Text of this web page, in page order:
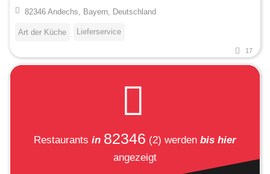
82346 Andechs, Bayern, Deutschland
Art der Küche Lieferservice
17
Restaurants in 82346 (2) werden bis hier
angezeigt